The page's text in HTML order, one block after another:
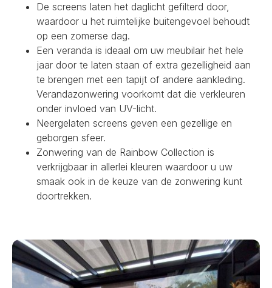
De screens laten het daglicht gefilterd door,
waardoor u het ruimtelijke buitengevoel behoudt
op een zomerse dag.
Een veranda is ideaal om uw meubilair het hele
jaar door te laten staan of extra gezelligheid aan
te brengen met een tapijt of andere aankleding.
Verandazonwering voorkomt dat die verkleuren
onder invloed van UV-licht.
Neergelaten screens geven een gezellige en
geborgen sfeer.
Zonwering van de Rainbow Collection is
verkrijgbaar in allerlei kleuren waardoor u uw
smaak ook in de keuze van de zonwering kunt
doortrekken.